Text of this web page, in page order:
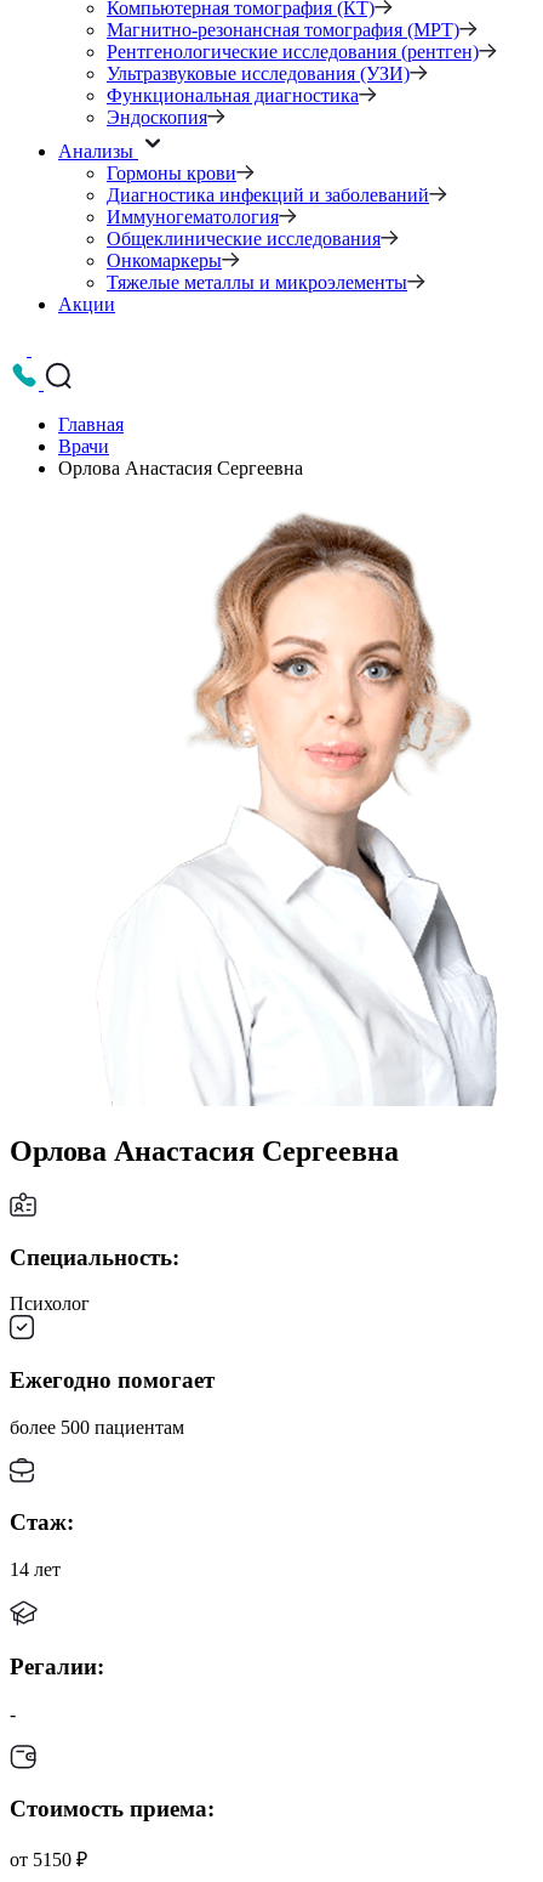
Компьютерная томография (КТ)
Магнитно-резонансная томография (МРТ)
Рентгенологические исследования (рентген)
Ультразвуковые исследования (УЗИ)
Функциональная диагностика
Эндоскопия
Анализы
Гормоны крови
Диагностика инфекций и заболеваний
Иммуногематология
Общеклинические исследования
Онкомаркеры
Тяжелые металлы и микроэлементы
Акции
Главная
Врачи
Орлова Анастасия Сергеевна
Орлова Анастасия Сергеевна
Специальность:
Психолог
Ежегодно помогает
более 500 пациентам
Стаж:
14 лет
Регалии:
-
Стоимость приема:
от 5150 ₽